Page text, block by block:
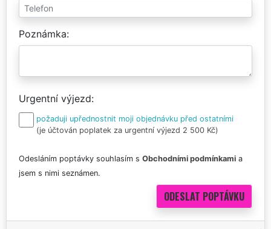
Poznámka
Urgentní výjezd
požaduji upřednostnit moji objednávku před ostatními
(je účtován poplatek za urgentní výjezd 2 500 Kč)
Odesláním poptávky souhlasím s Obchodními podmínkami a
jsem s nimi seznámen.